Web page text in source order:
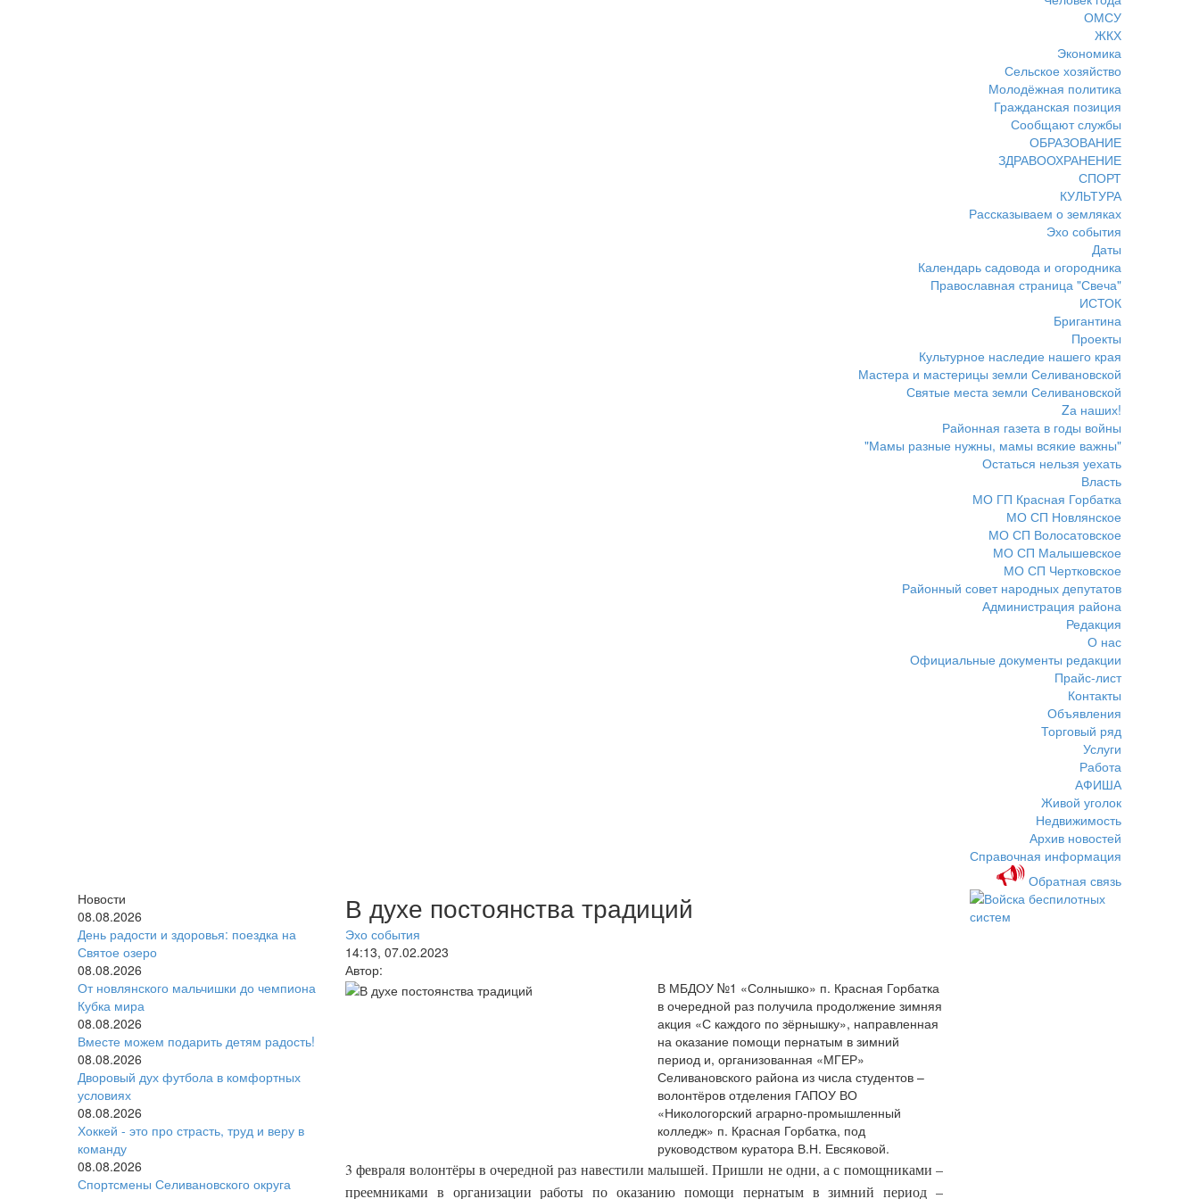
ОМСУ
ЖКХ
Экономика
Сельское хозяйство
Молодёжная политика
Гражданская позиция
Сообщают службы
ОБРАЗОВАНИЕ
ЗДРАВООХРАНЕНИЕ
СПОРТ
КУЛЬТУРА
Рассказываем о земляках
Эхо события
Даты
Календарь садовода и огородника
Православная страница "Свеча"
ИСТОК
Бригантина
Проекты
Культурное наследие нашего края
Мастера и мастерицы земли Селивановской
Святые места земли Селивановской
Zа наших!
Районная газета в годы войны
"Мамы разные нужны, мамы всякие важны"
Остаться нельзя уехать
Власть
МО ГП Красная Горбатка
МО СП Новлянское
МО СП Волосатовское
МО СП Малышевское
МО СП Чертковское
Районный совет народных депутатов
Администрация района
Редакция
О нас
Официальные документы редакции
Прайс-лист
Контакты
Объявления
Торговый ряд
Услуги
Работа
АФИША
Живой уголок
Недвижимость
Архив новостей
Справочная информация
Обратная связь
Новости
08.08.2026
День радости и здоровья: поездка на
Святое озеро
08.08.2026
От новлянского мальчишки до чемпиона
Кубка мира
08.08.2026
Вместе можем подарить детям радость!
08.08.2026
Дворовый дух футбола в комфортных
условиях
08.08.2026
Хоккей - это про страсть, труд и веру в
команду
08.08.2026
Спортсмены Селивановского округа
В духе постоянства традиций
Эхо события
14:13, 07.02.2023
Автор:
В МБДОУ №1 «Солнышко» п. Красная Горбатка
в очередной раз получила продолжение зимняя
акция «С каждого по зёрнышку», направленная
на оказание помощи пернатым в зимний
период и, организованная «МГЕР»
Селивановского района из числа студентов –
волонтёров отделения ГАПОУ ВО
«Никологорский аграрно-промышленный
колледж» п. Красная Горбатка, под
руководством куратора В.Н. Евсяковой.
3 февраля волонтёры в очередной раз навестили малышей. Пришли не одни, а с помощниками –
преемниками в организации работы по оказанию помощи пернатым в зимний период –